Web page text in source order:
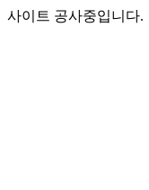
사이트 공사중입니다.